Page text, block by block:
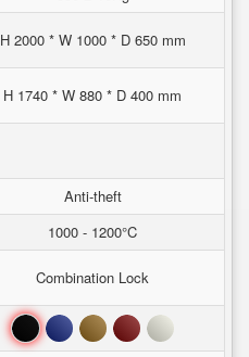
H 2000 * W 1000 * D 650 mm
H 1740 * W 880 * D 400 mm
Anti-theft
1000 - 1200°C
Combination Lock
Đen Xanh Nâu Đỏ Trắng